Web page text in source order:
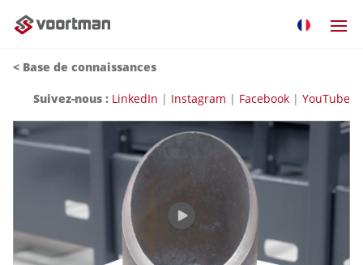
< Base de connaissances
Suivez-nous : LinkedIn | Instagram | Facebook | YouTube